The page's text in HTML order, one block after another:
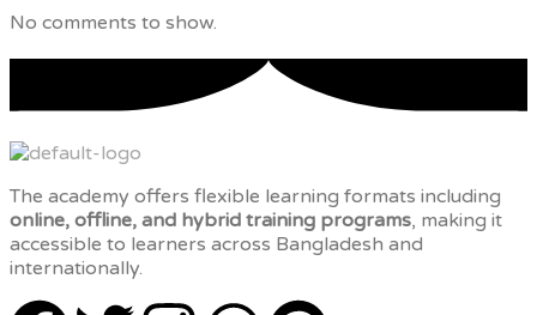
No comments to show.
The academy offers flexible learning formats including
online, offline, and hybrid training programs, making it
accessible to learners across Bangladesh and
internationally.